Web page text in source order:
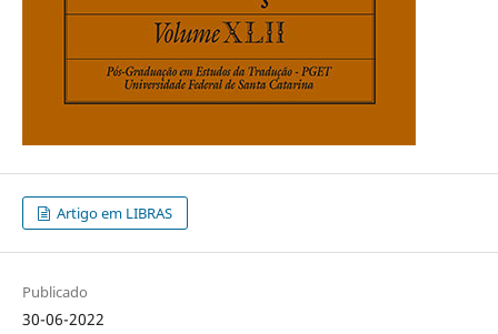
Artigo em LIBRAS
Publicado
30-06-2022